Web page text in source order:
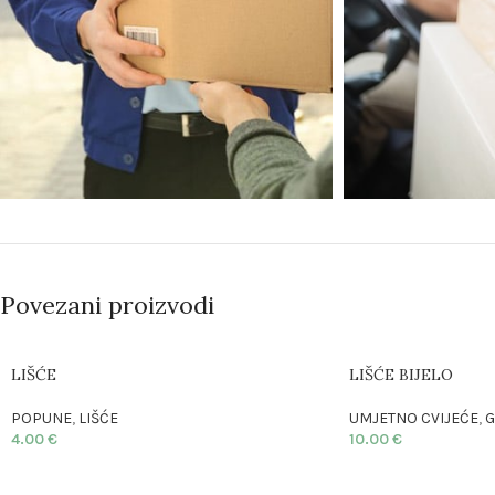
Povezani proizvodi
LIŠĆE
POPUNE, LIŠĆE
4.00€
LIŠĆE BIJELO
UMJETNO CVIJEĆE,
10.00€